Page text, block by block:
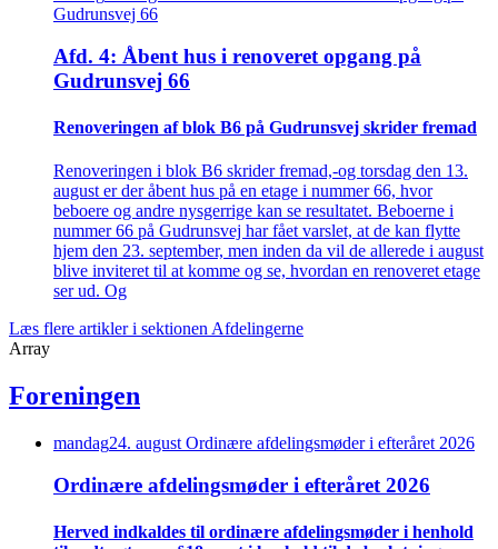
Gudrunsvej 66
Afd. 4: Åbent hus i renoveret opgang på
Gudrunsvej 66
Renove­ringen af blok B6 på Gudrunsvej skrider fremad
Renoveringen i blok B6 skrider fremad,-og torsdag den 13.
august er der åbent hus på en etage i nummer 66, hvor
beboere og andre nysgerrige kan se resultatet. Beboerne i
nummer 66 på Gudrunsvej har fået varslet, at de kan flytte
hjem den 23. september, men inden da vil de allerede i august
blive inviteret til at komme og se, hvordan en renoveret etage
ser ud. Og
Læs flere artikler i sektionen Afdelingerne
Array
Foreningen
mandag24. august Ordinære afdelings­møder i efteråret 2026
Ordinære afdelings­møder i efteråret 2026
Herved indkaldes til ordinære afdelings­møder i henhold